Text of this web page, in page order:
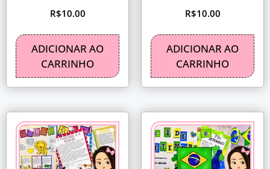
R$10.00
ADICIONAR AO
CARRINHO
R$10.00
ADICIONAR AO
CARRINHO